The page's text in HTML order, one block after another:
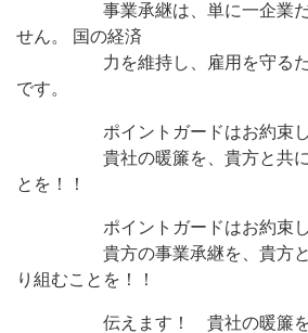
事業承継は、単に一企業だけ
せん。 国の経済
力を維持し、雇用を守るため
です。
ポイントガードはお約束し
貴社の暖簾を、貴方と共に、
とを！！
ポイントガードはお約束し
貴方の事業承継を、貴方と共
り組むことを！！
伝えます！ 貴社の暖簾を